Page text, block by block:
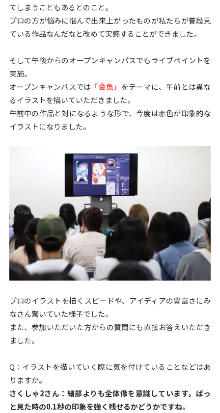
てしまうこともあるとのこと。
プロの方が悩みに悩んで出来上がったものが私たちが普段見
ている作品なんだなと改めて実感することができました。
そして午後からのオープンキャンパスでもライブペイントを
実施。
オープンキャンパスでは 「金魚」 をテーマに、午前とは異な
るイラストを描いていただきました。
午前中の作品と対になるような形で、今度は赤色が印象的な
イラストになりました。
プロのイラストを描くスピードや、アイディアの豊富さにみ
なさん驚いていた様子でした。
また、参加いただいた方からの質問にも直接お答えいただき
ました。
Q：イラストを描いていく際に気を付けていることなどはあ
りますか。
さくしゃ2さん：細部よりも全体像を意識しています。 ぱっ
と見た時の0.1秒の印象を強く残せるかどうかですね。